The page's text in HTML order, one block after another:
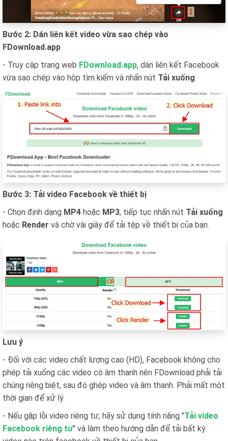
Bước 2: Dán liên kết video vừa sao chép vào
FDownload.app
- Truy cập trang web FDownload.app, dán liên kết Facebook
vừa sao chép vào hộp tìm kiếm và nhấn nút Tải xuống.
Bước 3: Tải video Facebook về thiết bị
- Chọn định dạng MP4 hoặc MP3, tiếp tục nhấn nút Tải xuống
hoặc Render và chờ vài giây để tải tệp về thiết bị của bạn.
Lưu ý
- Đối với các video chất lượng cao (HD), Facebook không cho
phép tải xuống các video có âm thanh nên FDownload phải tải
chúng riêng biệt, sau đó ghép video và âm thanh. Phải mất một
thời gian để xử lý.
- Nếu gặp lỗi video riêng tư, hãy sử dụng tính năng "Tải video
Facebook riêng tư" và làm theo hướng dẫn để tải bất kỳ